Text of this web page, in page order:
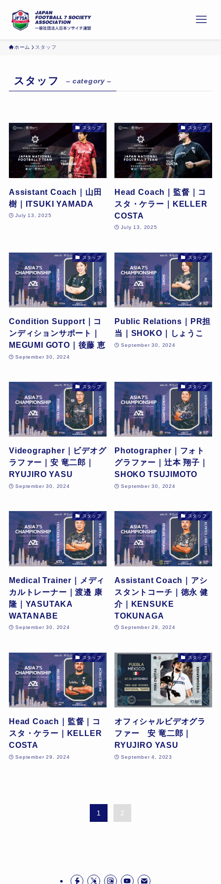
ホーム スタッフ
スタッフ – category –
スタッフ
Assistant Coach｜山田
樹｜ITSUKI YAMADA
July 13, 2025
スタッフ
Head Coach｜監督｜コ
スタ・ケラー｜KELLER
COSTA
July 13, 2025
スタッフ
Condition Support｜コ
ンディションサポート｜
MEGUMI GOTO｜後藤 恵
September 30, 2024
スタッフ
Public Relations｜PR担
当｜SHOKO｜しょうこ
September 30, 2024
スタッフ
Videographer｜ビデオグ
ラファー｜安 竜二郎｜
RYUJIRO YASU
September 30, 2024
スタッフ
Photographer｜フォト
グラファー｜辻本 翔子｜
SHOKO TSUJIMOTO
September 30, 2024
スタッフ
Medical Trainer｜メディ
カルトレーナー｜渡邉 康
隆｜YASUTAKA
WATANABE
September 30, 2024
スタッフ
Assistant Coach｜アシ
スタントコーチ｜徳永 健
介｜KENSUKE
TOKUNAGA
September 29, 2024
スタッフ
Head Coach｜監督｜コ
スタ・ケラー｜KELLER
COSTA
September 29, 2024
スタッフ
オフィシャルビデオグラ
ファー 安 竜二郎｜
RYUJIRO YASU
September 4, 2023
1 2